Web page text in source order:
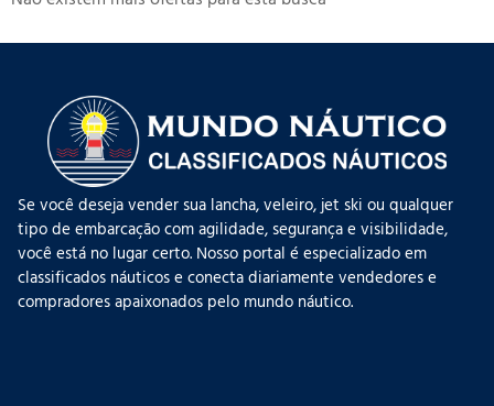
Se você deseja vender sua lancha, veleiro, jet ski ou qualquer
tipo de embarcação com agilidade, segurança e visibilidade,
você está no lugar certo. Nosso portal é especializado em
classificados náuticos e conecta diariamente vendedores e
compradores apaixonados pelo mundo náutico.